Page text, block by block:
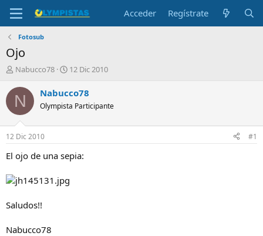
Acceder Regístrate
Fotosub
Ojo
I
i
c
a
d
o
r
e
l
e
a
Nabucco78
F
c
a
i
n
i
i
12 Dic 2010
N Nabucco78
Olympista Participante
12 Dic 2010 #1
El ojo de una sepia:
Saludos!!
Nabucco78